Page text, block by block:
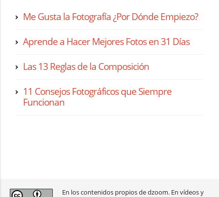
Me Gusta la Fotografía ¿Por Dónde Empiezo?
Aprende a Hacer Mejores Fotos en 31 Días
Las 13 Reglas de la Composición
11 Consejos Fotográficos que Siempre
Funcionan
En los contenidos propios de dzoom. En vídeos y